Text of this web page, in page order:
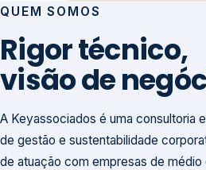
QUEM SOMOS
Rigor técnico,
visão de
A Keyassociados é uma consultoria
de gestão e sustentabilidade
de atuação com empresas de